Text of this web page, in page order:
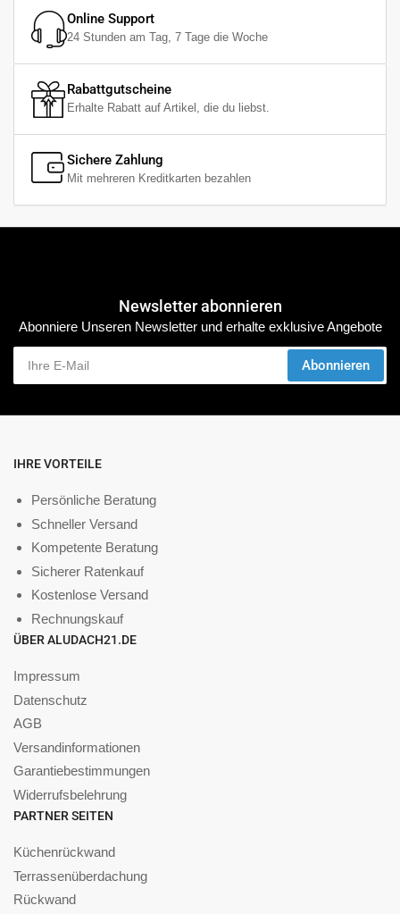
Online Support
24 Stunden am Tag, 7 Tage die Woche
Rabattgutscheine
Erhalte Rabatt auf Artikel, die du liebst.
Sichere Zahlung
Mit mehreren Kreditkarten bezahlen
Newsletter abonnieren
Abonniere Unseren Newsletter und erhalte exklusive Angebote
Ihre
Mail
Abonnieren
IHRE VORTEILE
Persönliche Beratung
Schneller Versand
Kompetente Beratung
Sicherer Ratenkauf
Kostenlose Versand
Rechnungskauf
ÜBER ALUDACH21.DE
Impressum
Datenschutz
AGB
Versandinformationen
Garantiebestimmungen
Widerrufsbelehrung
PARTNER SEITEN
Küchenrückwand
Terrassenüberdachung
Rückwand